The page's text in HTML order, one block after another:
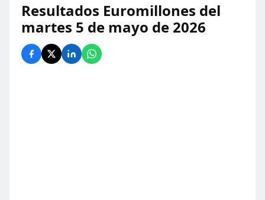
Resultados Euromillones del
martes 5 de mayo de 2026